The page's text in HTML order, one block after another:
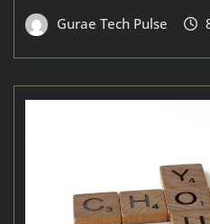
Gurae Tech Pulse